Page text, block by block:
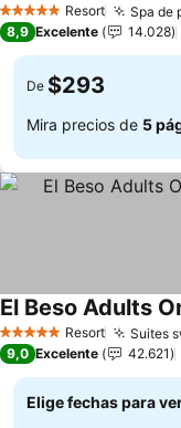
5 Estrellas Resort Spa de
8,9 Excelente 14.028
De $293
Mira precios de 5
5 Estrellas Resort Suites
9,0 Excelente 42.621
Elige fechas para